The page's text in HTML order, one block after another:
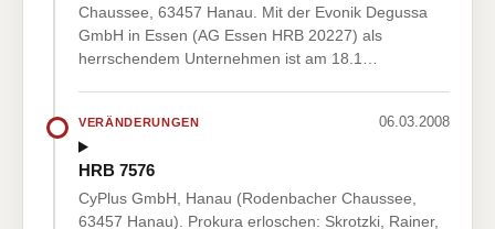
Chaussee, 63457 Hanau. Mit der Evonik Degussa
GmbH in Essen (AG Essen HRB 20227) als
herrschendem Unternehmen ist am 18.1…
VERÄNDERUNGEN 06.03.2008
HRB 7576
CyPlus GmbH, Hanau (Rodenbacher Chaussee,
63457 Hanau). Prokura erloschen: Skrotzki, Rainer,